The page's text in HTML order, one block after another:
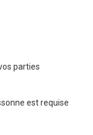
parties
est requise